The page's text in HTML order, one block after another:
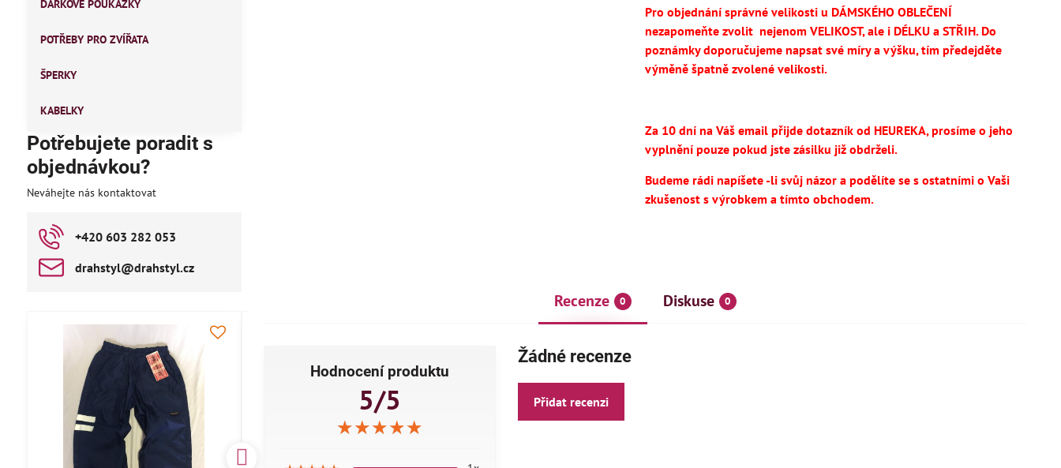
Pro objednání správné velikosti u DÁMSKÉHO OBLEČENÍ
nezapomeňte zvolitnejenom VELIKOST, ale i DÉLKU a STŘIH. Do
poznámky doporučujeme napsat své míry a výšku, tím předejděte
výměně špatně zvolené velikosti.
Za 10 dní na Váš email přijde dotazník od HEUREKA, prosíme o jeho
vyplnění pouze pokud jste zásilku již obdrželi.
Budeme rádi napíšete -li svůj názor a podělíte se s ostatními o Vaši
zkušenost s výrobkem a tímto obchodem.
Recenze 0 Diskuse 0
Hodnocení produktu
5/5
★★★★★
★★★★★
★★★★★
Žádné recenze
Přidat recenzi
DÁRKOVÉ POUKÁZKY
POTŘEBY PRO ZVÍŘATA
ŠPERKY
KABELKY
Potřebujete poradit s
objednávkou?
Neváhejte nás kontaktovat
+420 603 282 053
drahstyl​@drahstyl​.cz